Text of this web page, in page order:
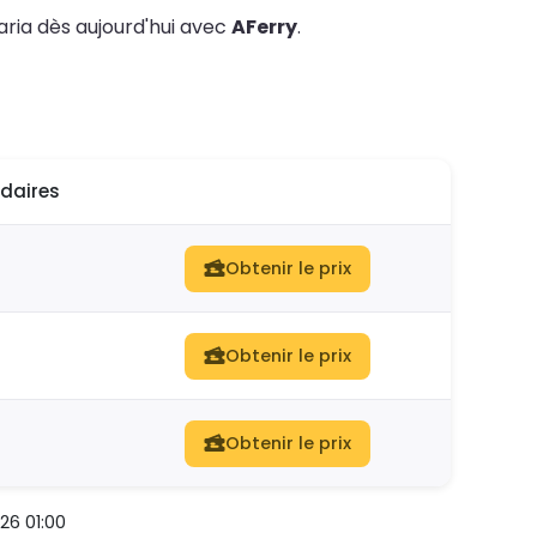
dès aujourd'hui avec AFerry.
Obtenir le prix
Obtenir le prix
Obtenir le prix
01:00